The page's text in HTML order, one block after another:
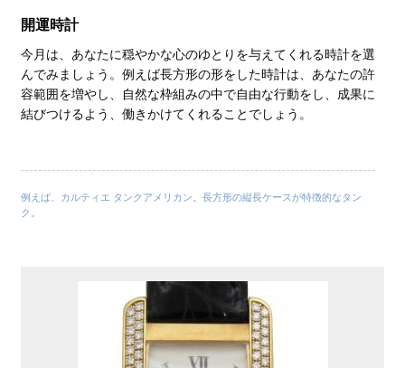
開運時計
今月は、あなたに穏やかな心のゆとりを与えてくれる時計を選
んでみましょう。例えば長方形の形をした時計は、あなたの許
容範囲を増やし、自然な枠組みの中で自由な行動をし、成果に
結びつけるよう、働きかけてくれることでしょう。
例えば、カルティエ タンクアメリカン。長方形の縦長ケースが特徴的なタン
ク。